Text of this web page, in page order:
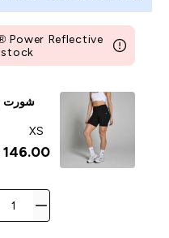
Power Reflective
XS
146.00 AED‎